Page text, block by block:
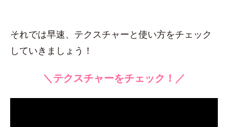
それでは早速、テクスチャーと使い方をチェック
していきましょう！
＼テクスチャーをチェック！／